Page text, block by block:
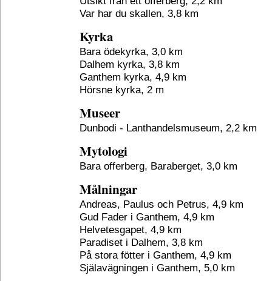
Var har du skallen, 3,8 km
Kyrka
Bara ödekyrka, 3,0 km
Dalhem kyrka, 3,8 km
Ganthem kyrka, 4,9 km
Hörsne kyrka, 2 m
Museer
Dunbodi - Lanthandelsmuseum, 2,2 km
Mytologi
Bara offerberg, Baraberget, 3,0 km
Målningar
Andreas, Paulus och Petrus, 4,9 km
Gud Fader i Ganthem, 4,9 km
Helvetesgapet, 4,9 km
Paradiset i Dalhem, 3,8 km
På stora fötter i Ganthem, 4,9 km
Själavägningen i Ganthem, 5,0 km